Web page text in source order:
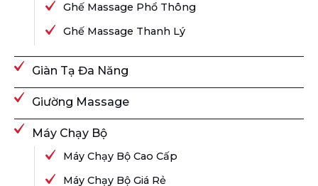
Ghế Massage Phổ Thông
Ghế Massage Thanh Lý
Giàn Tạ Đa Năng
Giường Massage
Máy Chạy Bộ
Máy Chạy Bộ Cao Cấp
Máy Chạy Bộ Giá Rẻ